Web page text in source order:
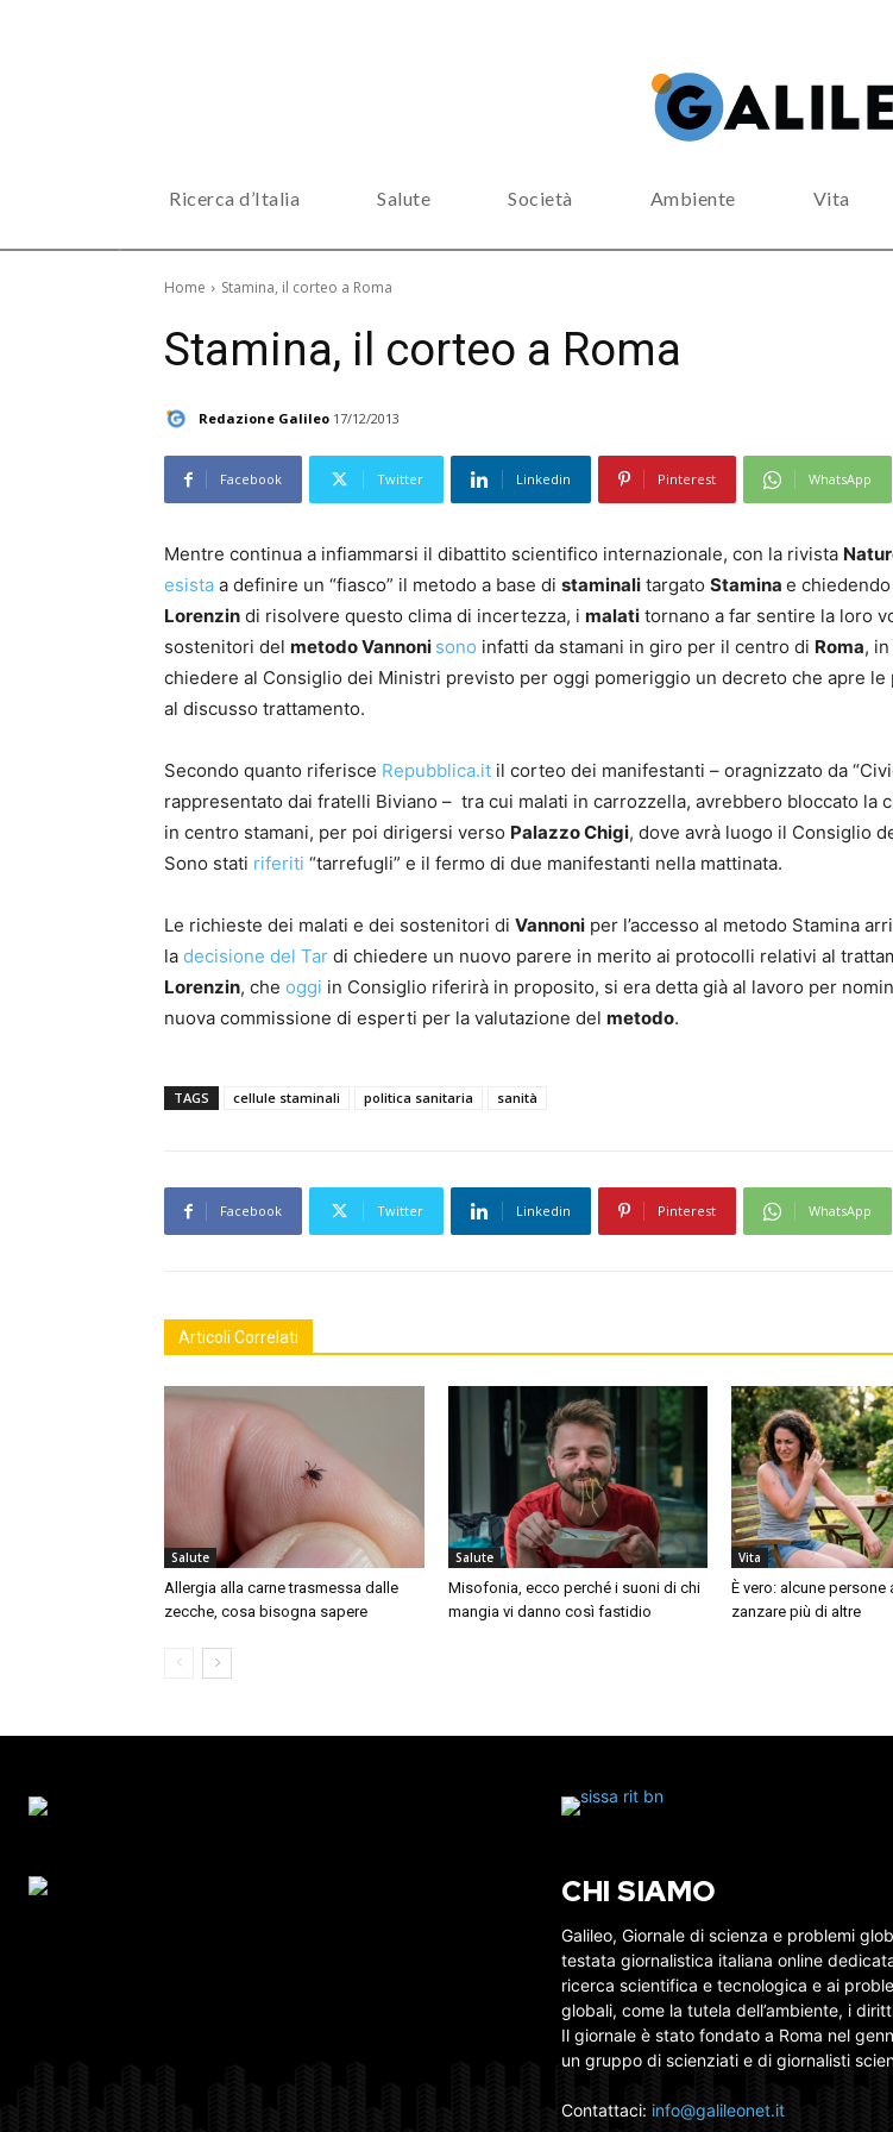
Ricerca d’Italia Salute Società Ambiente Vita
Home Stamina, il corteo a Roma
Stamina, il corteo a Roma
Redazione Galileo 17/12/2013
Facebook Twitter Linkedin Pinterest WhatsApp
Mentre continua a infiammarsi il dibattito scientifico internazionale, con la rivista
esista a definire un “fiasco” il metodo a base di staminali targato Stamina e
Lorenzin di risolvere questo clima di incertezza, i malati tornano a far sentire la loro
sostenitori del metodo Vannoni sono infatti da stamani in giro per il centro di Roma,
chiedere al Consiglio dei Ministri previsto per oggi pomeriggio un decreto che apre le
al discusso trattamento.
Secondo quanto riferisce Repubblica.it il corteo dei manifestanti – oragnizzato da
rappresentato dai fratelli Biviano – tra cui malati in carrozzella, avrebbero bloccato la
in centro stamani, per poi dirigersi verso Palazzo Chigi, dove avrà luogo il Consiglio
Sono stati riferiti “tarrefugli” e il fermo di due manifestanti nella mattinata.
Le richieste dei malati e dei sostenitori di Vannoni per l’accesso al metodo Stamina
la decisione del Tar di chiedere un nuovo parere in merito ai protocolli relativi al
Lorenzin, che oggi in Consiglio riferirà in proposito, si era detta già al lavoro per
nuova commissione di esperti per la valutazione del metodo.
TAGS cellule staminali politica sanitaria sanità
Facebook Twitter Linkedin Pinterest WhatsApp
Articoli Correlati
Salute
Allergia alla carne trasmessa dalle
zecche, cosa bisogna sapere
Salute
Misofonia, ecco perché i suoni di chi
mangia vi danno così fastidio
Vita
È vero: alcune
zanzare più di altre
CHI SIAMO
Galileo, Giornale di scienza e problemi
testata giornalistica italiana online
ricerca scientifica e tecnologica e ai
globali, come la tutela dell’ambiente, i
Il giornale è stato fondato a Roma nel
un gruppo di scienziati e di giornalisti
Contattaci: info@galileonet.it